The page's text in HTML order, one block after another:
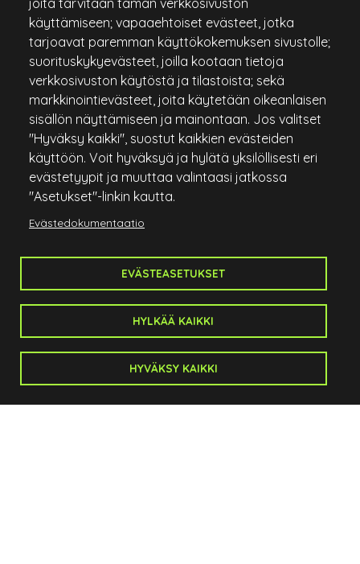
joita tarvitaan tämän verkkosivuston
käyttämiseen; vapaaehtoiset evästeet, jotka
tarjoavat paremman käyttökokemuksen sivustolle;
suorituskykyevästeet, joilla kootaan tietoja
verkkosivuston käytöstä ja tilastoista; sekä
markkinointievästeet, joita käytetään oikeanlaisen
sisällön näyttämiseen ja mainontaan. Jos valitset
"Hyväksy kaikki", suostut kaikkien evästeiden
käyttöön. Voit hyväksyä ja hylätä yksilöllisesti eri
evästetyypit ja muuttaa valintaasi jatkossa
"Asetukset"-linkin kautta.
Evästedokumentaatio
EVÄSTEASETUKSET
HYLKÄÄ KAIKKI
HYVÄKSY KAIKKI
Salo Golf
Anistenkatu 1
24100 Salo
caddiemaster@salogolf.fi
Toimisto:
toimitusjohtaja@salogolf.fi
p. 0500 53 50 63